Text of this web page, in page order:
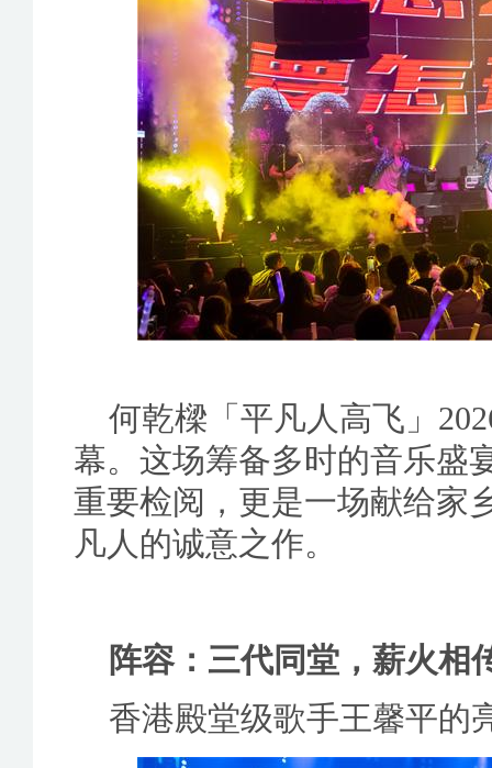
何乾樑「平凡人高飞」
幕。这场筹备多时的音乐盛
重要检阅，更是一场献给家
凡人的诚意之作。
阵容：三代同堂，薪火相
香港殿堂级歌手王馨平的